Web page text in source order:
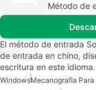
Método de
El método de entrada
de entrada en chino,
escritura en este
WindowsMecanografia Para